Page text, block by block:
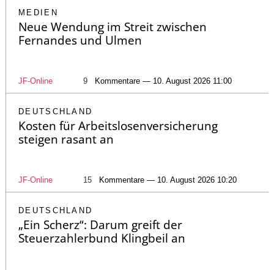
MEDIEN
Neue Wendung im Streit zwischen
Fernandes und Ulmen
JF-Online 9 Kommentare — 10. August 2026 11:00
DEUTSCHLAND
Kosten für Arbeitslosenversicherung
steigen rasant an
JF-Online 15 Kommentare — 10. August 2026 10:20
DEUTSCHLAND
„Ein Scherz“: Darum greift der
Steuerzahlerbund Klingbeil an